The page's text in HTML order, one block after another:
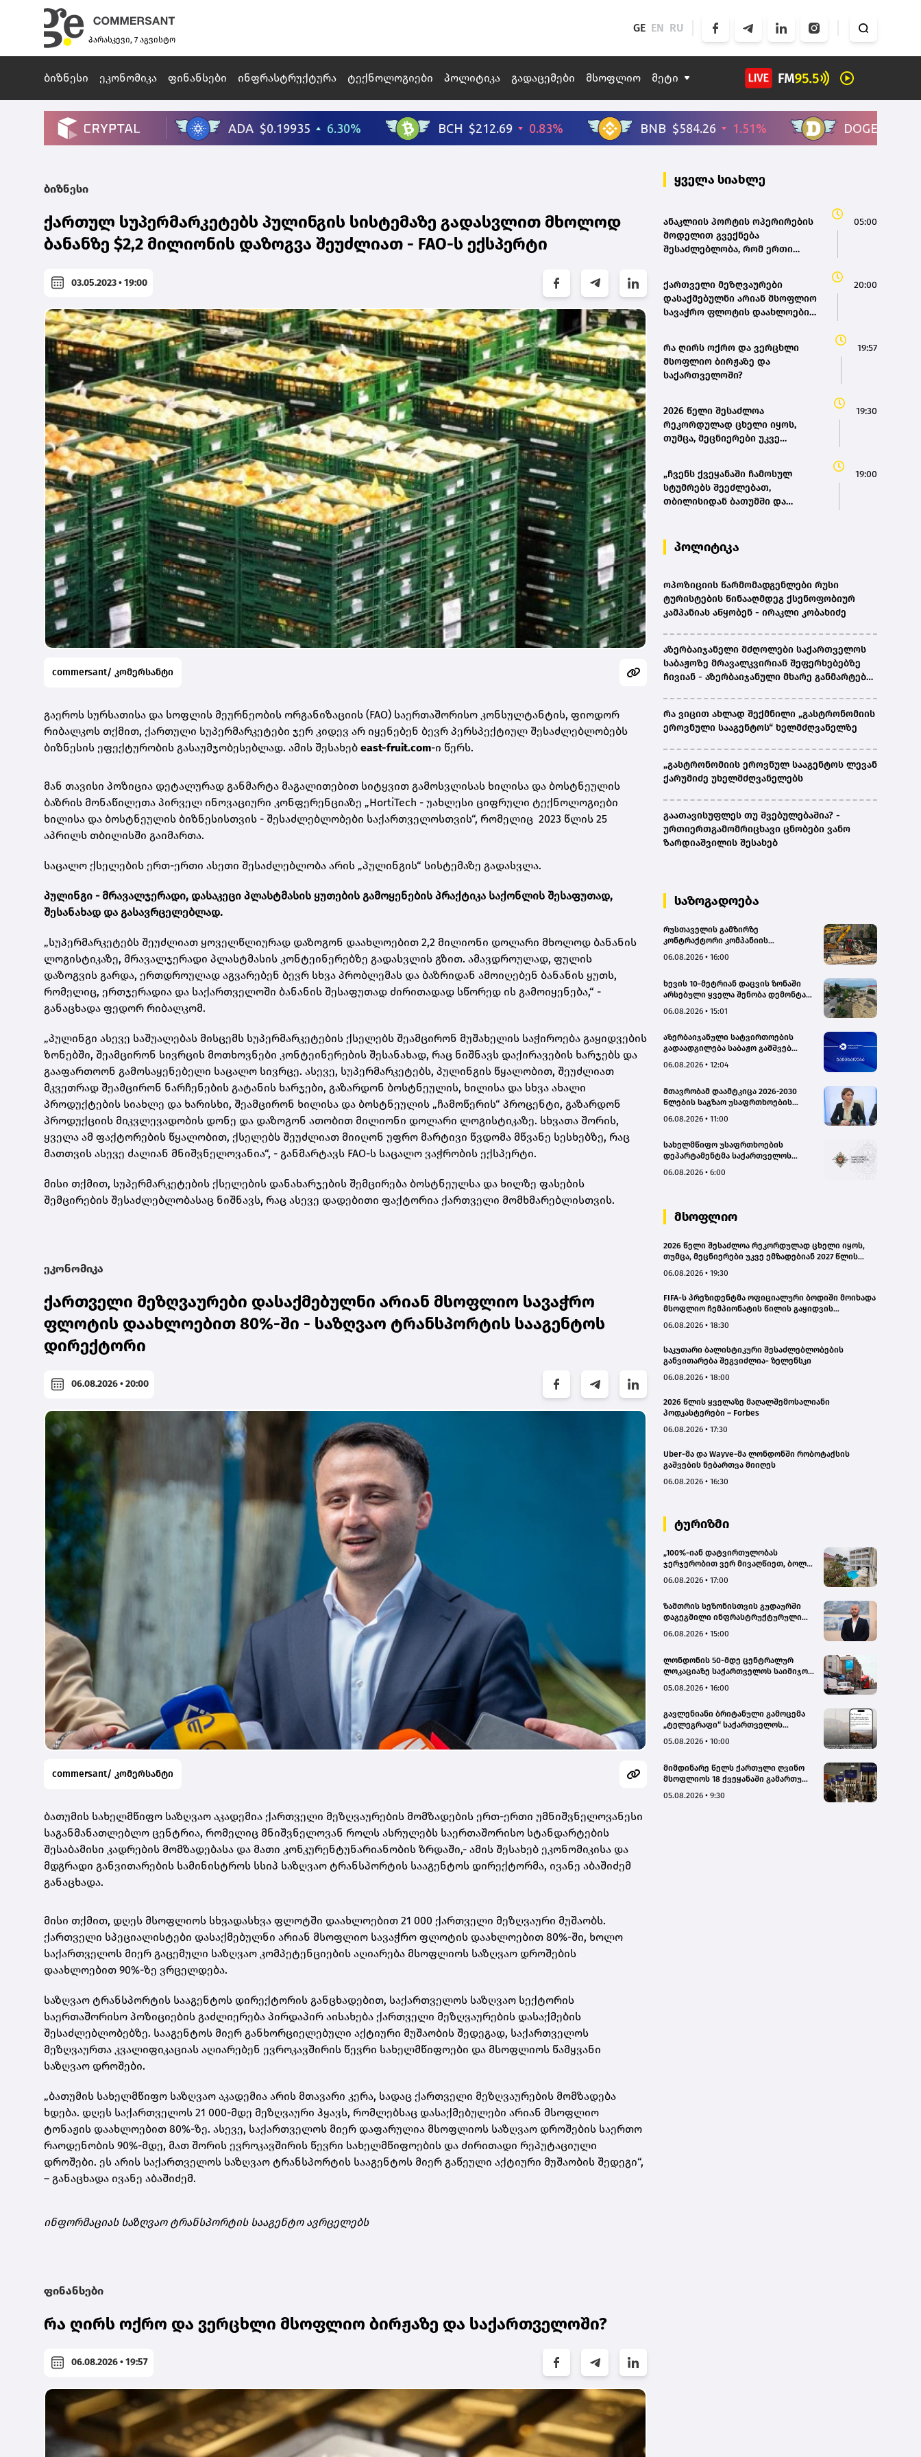
პარასკევი, 7 აგვისტო
GE EN RU
ბიზნესი ეკონომიკა ფინანსები ინფრასტრუქტურა ტექნოლოგიები პოლიტიკა გადაცემები მსოფლიო მეტი
ბიზნესი
ქართულ სუპერმარკეტებს პულინგის სისტემაზე გადასვლით მხოლოდ
ბანანზე $2,2 მილიონის დაზოგვა შეუძლიათ - FAO-ს ექსპერტი
03.05.2023 • 19:00
commersant/ კომერსანტი
გაეროს სურსათისა და სოფლის მეურნეობის ორგანიზაციის (FAO) საერთაშორისო კონსულტანტის, ფიოდორ
რიბალკოს თქმით, ქართული სუპერმარკეტები ჯერ კიდევ არ იყენებენ ბევრ პერსპექტიულ შესაძლებლობებს
ბიზნესის ეფექტურობის გასაუმჯობესებლად. ამის შესახებ east-fruit.com-ი წერს.
მან თავისი პოზიცია დეტალურად განმარტა მაგალითებით სიტყვით გამოსვლისას ხილისა და ბოსტნეულის
ბაზრის მონაწილეთა პირველ ინოვაციური კონფერენციაზე „HortiTech - უახლესი ციფრული ტექნოლოგიები
ხილისა და ბოსტნეულის ბიზნესისთვის - შესაძლებლობები საქართველოსთვის“, რომელიც 2023 წლის 25
აპრილს თბილისში გაიმართა.
საცალო ქსელების ერთ-ერთი ასეთი შესაძლებლობა არის „პულინგის“ სისტემაზე გადასვლა.
პულინგი - მრავალჯერადი, დასაკეცი პლასტმასის ყუთების გამოყენების პრაქტიკა საქონლის შესაფუთად,
შესანახად და გასავრცელებლად.
„სუპერმარკეტებს შეუძლიათ ყოველწლიურად დაზოგონ დაახლოებით 2,2 მილიონი დოლარი მხოლოდ ბანანის
ლოგისტიკაზე, მრავალჯერადი პლასტმასის კონტეინერებზე გადასვლის გზით. ამავდროულად, ფულის
დაზოგვის გარდა, ერთდროულად აგვარებენ ბევრ სხვა პრობლემას და ბაზრიდან ამოიღებენ ბანანის ყუთს,
რომელიც, ერთჯერადია და საქართველოში ბანანის შესაფუთად ძირითადად სწორედ ის გამოიყენება,“ -
განაცხადა ფედორ რიბალკომ.
„პულინგი ასევე საშუალებას მისცემს სუპერმარკეტების ქსელებს შეამცირონ მუშახელის საჭიროება გაყიდვების
ზონებში, შეამცირონ სივრცის მოთხოვნები კონტეინერების შესანახად, რაც ნიშნავს დაქირავების ხარჯებს და
გააფართოონ გამოსაყენებელი საცალო სივრცე. ასევე, სუპერმარკეტებს, პულინგის წყალობით, შეუძლიათ
მკვეთრად შეამცირონ ნარჩენების გატანის ხარჯები, გაზარდონ ბოსტნეულის, ხილისა და სხვა ახალი
პროდუქტების სიახლე და ხარისხი, შეამცირონ ხილისა და ბოსტნეულის „ჩამოწერის“ პროცენტი, გაზარდონ
პროდუქციის მიკვლევადობის დონე და დაზოგონ ათობით მილიონი დოლარი ლოგისტიკაზე. სხვათა შორის,
ყველა ამ ფაქტორების წყალობით, ქსელებს შეუძლიათ მიიღონ უფრო მარტივი წვდომა მწვანე სესხებზე, რაც
მათთვის ასევე ძალიან მნიშვნელოვანია“, - განმარტავს FAO-ს საცალო ვაჭრობის ექსპერტი.
მისი თქმით, სუპერმარკეტების ქსელების დანახარჯების შემცირება ბოსტნეულსა და ხილზე ფასების
შემცირების შესაძლებლობასაც ნიშნავს, რაც ასევე დადებითი ფაქტორია ქართველი მომხმარებლისთვის.
ეკონომიკა
ქართველი მეზღვაურები დასაქმებულნი არიან მსოფლიო სავაჭრო
ფლოტის დაახლოებით 80%-ში - საზღვაო ტრანსპორტის სააგენტოს
დირექტორი
06.08.2026 • 20:00
commersant/ კომერსანტი
ბათუმის სახელმწიფო საზღვაო აკადემია ქართველი მეზღვაურების მომზადების ერთ-ერთი უმნიშვნელოვანესი
საგანმანათლებლო ცენტრია, რომელიც მნიშვნელოვან როლს ასრულებს საერთაშორისო სტანდარტების
შესაბამისი კადრების მომზადებასა და მათი კონკურენტუნარიანობის ზრდაში,- ამის შესახებ ეკონომიკისა და
მდგრადი განვითარების სამინისტროს სსიპ საზღვაო ტრანსპორტის სააგენტოს დირექტორმა, ივანე აბაშიძემ
განაცხადა.
მისი თქმით, დღეს მსოფლიოს სხვადასხვა ფლოტში დაახლოებით 21 000 ქართველი მეზღვაური მუშაობს.
ქართველი სპეციალისტები დასაქმებულნი არიან მსოფლიო სავაჭრო ფლოტის დაახლოებით 80%-ში, ხოლო
საქართველოს მიერ გაცემული საზღვაო კომპეტენციების აღიარება მსოფლიოს საზღვაო დროშების
დაახლოებით 90%-ზე ვრცელდება.
საზღვაო ტრანსპორტის სააგენტოს დირექტორის განცხადებით, საქართველოს საზღვაო სექტორის
საერთაშორისო პოზიციების გაძლიერება პირდაპირ აისახება ქართველი მეზღვაურების დასაქმების
შესაძლებლობებზე. სააგენტოს მიერ განხორციელებული აქტიური მუშაობის შედეგად, საქართველოს
მეზღვაურთა კვალიფიკაციას აღიარებენ ევროკავშირის წევრი სახელმწიფოები და მსოფლიოს წამყვანი
საზღვაო დროშები.
„ბათუმის სახელმწიფო საზღვაო აკადემია არის მთავარი კერა, სადაც ქართველი მეზღვაურების მომზადება
ხდება. დღეს საქართველოს 21 000-მდე მეზღვაური ჰყავს, რომლებსაც დასაქმებულები არიან მსოფლიო
ტონაჟის დაახლოებით 80%-ზე. ასევე, საქართველოს მიერ დაფარულია მსოფლიოს საზღვაო დროშების საერთო
რაოდენობის 90%-მდე, მათ შორის ევროკავშირის წევრი სახელმწიფოების და ძირითადი რეპუტაციული
დროშები. ეს არის საქართველოს საზღვაო ტრანსპორტის სააგენტოს მიერ გაწეული აქტიური მუშაობის შედეგი“,
– განაცხადა ივანე აბაშიძემ.
ინფორმაციას საზღვაო ტრანსპორტის სააგენტო ავრცელებს
ფინანსები
რა ღირს ოქრო და ვერცხლი მსოფლიო ბირჟაზე და საქართველოში?
06.08.2026 • 19:57
ყველა სიახლე
ანაკლიის პორტის ოპერირების
მოდელით გვექნება
შესაძლებლობა, რომ ერთი
მხრივ, მის ოპერირებაში
უზრუნველვყოთ ჩვენი არაერთი
საერთაშორისო პარტნიორის
ქვრივიშვილი
05:00
ქართველი მეზღვაურები
დასაქმებულნი არიან მსოფლიო
სავაჭრო ფლოტის დაახლოებით
20:00
რა ღირს ოქრო და ვერცხლი
მსოფლიო ბირჟაზე და
საქართველოში?
19:57
2026 წელი შესაძლოა
რეკორდულად ცხელი იყოს,
თუმცა, მეცნიერები უკვე
19:30
„ჩვენს ქვეყანაში ჩამოსულ
სტუმრებს შეეძლებათ,
თბილისიდან ბათუმში და
შეუწყობს შიდა ტურიზმს,
საერთაშორისო ტურიზმს, ასევე
ქვეყანაში“ - მარიამ
ქვრივიშვილი
19:00
პოლიტიკა
ოპოზიციის წარმომადგენლები რუსი
ტურისტების წინააღმდეგ ქსენოფობიურ
კამპანიას აწყობენ - ირაკლი კობახიძე
აზერბაიჯანელი მძღოლები საქართველოს
საბაჟოზე მრავალკვირიან შეფერხებებზე
ჩივიან - აზერბაიჯანული მხარე განმარტებას
რა ვიცით ახლად შექმნილი „გასტრონომიის
ეროვნული სააგენტოს“ ხელმძღვანელზე
„გასტრონომიის ეროვნულ სააგენტოს ლევან
ქარუმიძე უხელმძღვანელებს
გაათავისუფლეს თუ შვებულებაშია? -
ურთიერთგამომრიცხავი ცნობები ვანო
ზარდიაშვილის შესახებ
საზოგადოება
რუსთაველის გამზირზე
კონტრაქტორი კომპანიის
ახლოს იმოძრავა, რამაც ნიადაგის
გამოიწვია, გადაბრუნდა
ავტომანქანა - თვითმცლელში
იმყოფებოდა მცირეწლოვანი ბავშვი
06.08.2026 • 16:00
ხევის 10-მეტრიან დაცვის ზონაში
არსებული ყველა შენობა დემონტაჟს
06.08.2026 • 15:01
აზერბაიჯანული სატვირთოების
გადაადგილება საბაჟო გამშვებ
მიმდინარეობს- შემოსავლების
06.08.2026 • 12:04
მთავრობამ დაამტკიცა 2026-2030
წლების საგზაო უსაფრთხოების
სამოქმედო გეგმა – თამარ
06.08.2026 • 11:00
სახელმწიფო უსაფრთხოების
დეპარტამენტმა საქართველოს
საზიანოდ საბოტაჟის მუხლით
06.08.2026 • 6:00
მსოფლიო
2026 წელი შესაძლოა რეკორდულად ცხელი იყოს,
თუმცა, მეცნიერები უკვე ემზადებიან 2027 წლის
06.08.2026 • 19:30
FIFA-ს პრეზიდენტმა ოფიციალური ბოდიში მოიხადა
მსოფლიო ჩემპიონატის წილის გაყიდვის
06.08.2026 • 18:30
საკუთარი ბალისტიკური შესაძლებლობების
განვითარება შეგვიძლია- ზელენსკი
06.08.2026 • 18:00
2026 წლის ყველაზე მაღალშემოსალიანი
პოდკასტერები – Forbes
06.08.2026 • 17:30
Uber-მა და Wayve-მა ლონდონში რობოტაქსის
გაშვების ნებართვა მიიღეს
06.08.2026 • 16:30
ტურიზმი
„100%-იან დატვირთულობას
ჯერჯერობით ვერ მივაღწიეთ, ბოლო
გაუქმდა“ - Kobuleti Beach Club
06.08.2026 • 17:00
ზამთრის სეზონისთვის გუდაურში
დაგეგმილი ინფრასტრუქტურული
გუდაურის ტურისტული
დარსალია
06.08.2026 • 15:00
ლონდონის 50-მდე ცენტრალურ
ლოკაციაზე საქართველოს საიმიჯო
05.08.2026 • 16:00
გავლენიანი ბრიტანული გამოცემა
„ტელეგრაფი“ საქართველოს
სტატიების ციკლს აქვეყნებს
05.08.2026 • 10:00
მიმდინარე წელს ქართული ღვინო
მსოფლიოს 18 ქვეყანაში გამართულ
წარმოდგენილი
05.08.2026 • 9:30